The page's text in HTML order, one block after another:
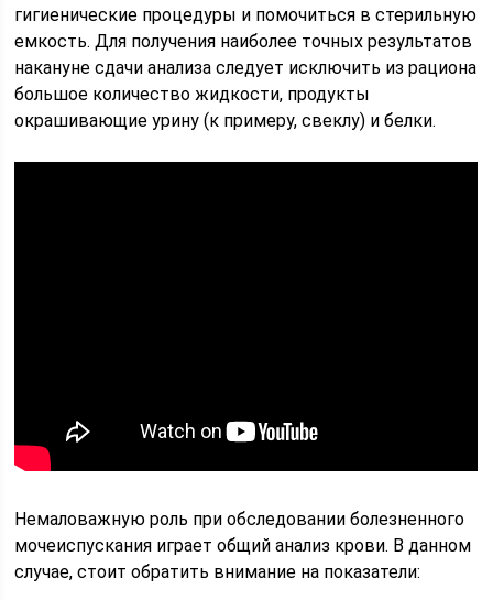
гигиенические процедуры и помочиться в стерильную
емкость. Для получения наиболее точных результатов
накануне сдачи анализа следует исключить из рациона
большое количество жидкости, продукты
окрашивающие урину (к примеру, свеклу) и белки.
Немаловажную роль при обследовании болезненного
мочеиспускания играет общий анализ крови. В данном
случае, стоит обратить внимание на показатели: